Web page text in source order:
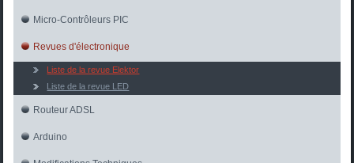
Micro-Contrôleurs PIC
Revues d'électronique
Liste de la revue Elektor
Liste de la revue LED
Routeur ADSL
Arduino